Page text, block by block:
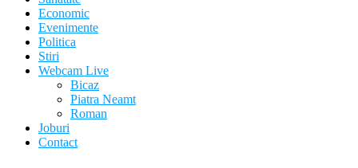
Economic
Evenimente
Politica
Stiri
Webcam Live
Bicaz
Piatra Neamt
Roman
Joburi
Contact